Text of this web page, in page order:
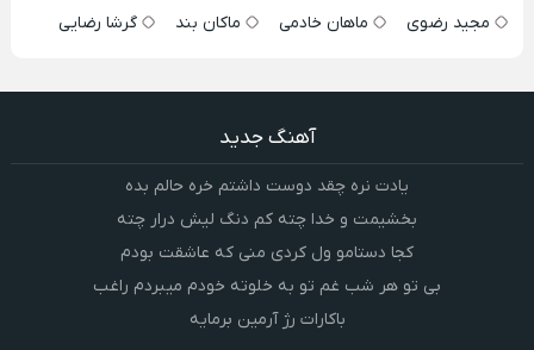
مجید رضوی
ماهان خادمی ماکان بند گرشا رضایی
آهنگ جدید
یادت نره چقد دوست داشتم خره حالم بده
بخشیمت و خدا چته کم دنگ لیش درار چته
کجا دستامو ول کردی منی که عاشقت بودم
بی تو هر شب غم تو به خلوته خودم میبردم راغب
باکارات رژ آرمین برمایه